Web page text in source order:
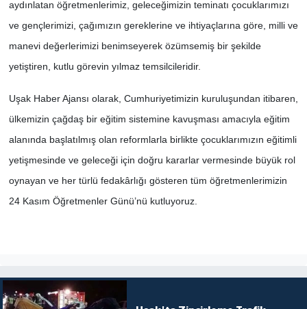
aydınlatan öğretmenlerimiz, geleceğimizin teminatı çocuklarımızı
ve gençlerimizi, çağımızın gereklerine ve ihtiyaçlarına göre, milli ve
manevi değerlerimizi benimseyerek özümsemiş bir şekilde
yetiştiren, kutlu görevin yılmaz temsilcileridir.
Uşak Haber Ajansı olarak, Cumhuriyetimizin kuruluşundan itibaren,
ülkemizin çağdaş bir eğitim sistemine kavuşması amacıyla eğitim
alanında başlatılmış olan reformlarla birlikte çocuklarımızın eğitimli
yetişmesinde ve geleceği için doğru kararlar vermesinde büyük rol
oynayan ve her türlü fedakârlığı gösteren tüm öğretmenlerimizin
24 Kasım Öğretmenler Günü’nü kutluyoruz.
Magazin
ÖZEL HABER
SPOR
TEKNOLOJİ